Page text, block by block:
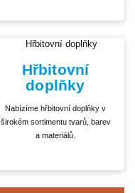
Hřbitovní
doplňky
Nabízíme hřbitovní doplňky v
širokém sortimentu tvarů, barev
a materiálů.